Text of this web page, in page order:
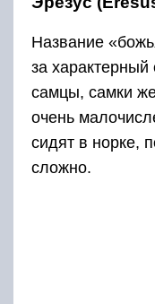
Название
за
самцы, самки
очень
сидят в норке,
сложно.